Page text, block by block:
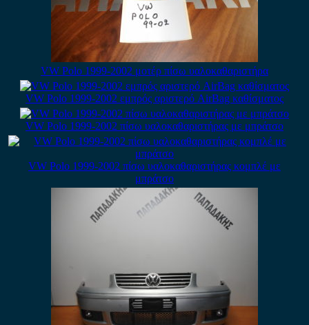
VW Polo 1999-2002 μοτέρ πίσω υαλοκαθαριστήρα
VW Polo 1999-2002 εμπρός αριστερό AirBag καθίσματος
VW Polo 1999-2002 πίσω υαλοκαθαριστήρας με μπράτσο
VW Polo 1999-2002 πίσω υαλοκαθαριστήρας κομπλέ με
μπράτσο